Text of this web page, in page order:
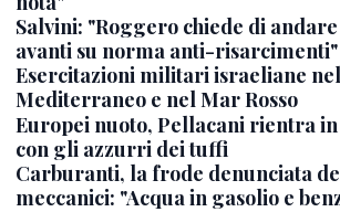
Salvini: "Roggero chiede di andare
avanti su norma anti-risarcimenti"
Esercitazioni militari israeliane nel
Mediterraneo e nel Mar Rosso
Europei nuoto, Pellacani rientra
con gli azzurri dei tuffi
Carburanti, la frode denunciata
meccanici: "Acqua in gasolio e